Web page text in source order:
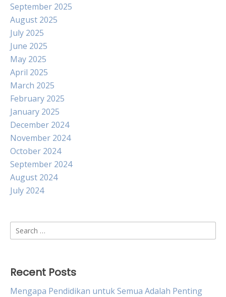
September 2025
August 2025
July 2025
June 2025
May 2025
April 2025
March 2025
February 2025
January 2025
December 2024
November 2024
October 2024
September 2024
August 2024
July 2024
Search
for:
Recent Posts
Mengapa Pendidikan untuk Semua Adalah Penting